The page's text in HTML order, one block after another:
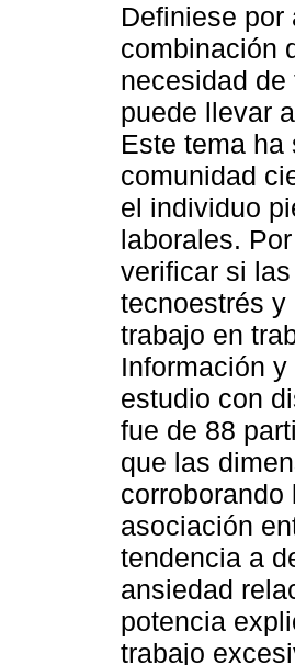
Definiese
combinación
necesidad
puede llevar
Este tema
comunidad
el individuo
laborales.
verificar si
tecnoestrés
trabajo en
Información
estudio con
fue de 88
que las
asociación
tendencia a
ansiedad
potencia
trabajo